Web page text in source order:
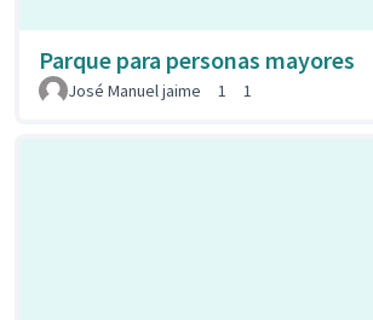
Parque para personas mayores
José Manuel jaime
1 1